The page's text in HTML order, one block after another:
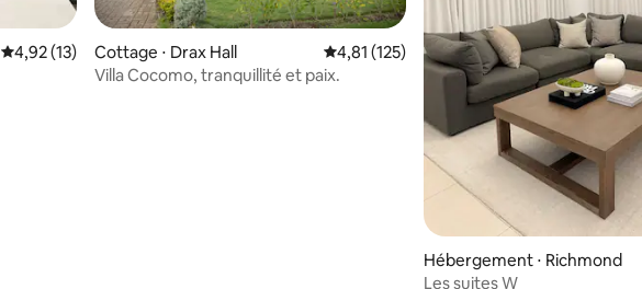
Évaluation moyenne sur la base de 13 commentaires : 4,92 sur 5
4,92 (13)
Cottage ⋅ Drax Hall Évaluation moyenne sur la base de 125
4,81 (125)
Villa Cocomo, tranquillité et paix.
Hébergement ⋅ Richmond
Les suites W